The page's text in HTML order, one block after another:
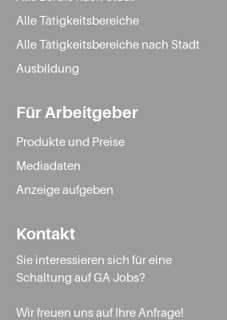
Alle Tätigkeitsbereiche
Alle Tätigkeitsbereiche nach Stadt
Ausbildung
Für Arbeitgeber
Produkte und Preise
Mediadaten
Anzeige aufgeben
Kontakt
Sie interessieren sich für eine
Schaltung auf GA Jobs?
Wir freuen uns auf Ihre Anfrage!